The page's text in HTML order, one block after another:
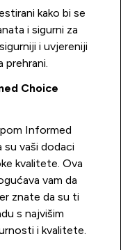
kako bi se
i sigurni za
i uvjereniji
prehrani.
Choice
Informed
vaši dodaci
kvalitete. Ova
vam da
znate da su ti
s najvišim
i kvalitete.